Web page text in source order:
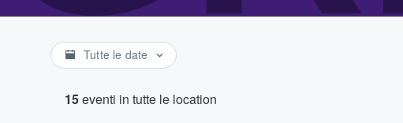
Tutte le date
15eventi in tutte le location